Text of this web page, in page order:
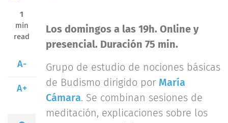
1
min
read
A-
A+
Los domingos a las 19h. Online y
presencial. Duración 75 min.
Grupo de estudio de nociones básicas
de Budismo dirigido por María
Cámara. Se combinan sesiones de
meditación, explicaciones sobre los